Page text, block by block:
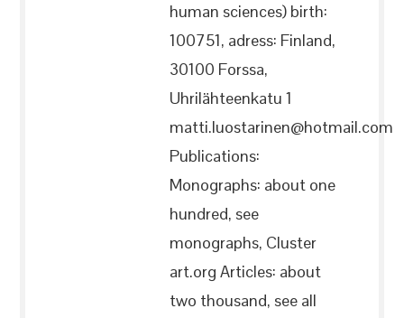
human sciences) birth:
100751, adress: Finland,
30100 Forssa,
Uhrilähteenkatu 1
matti.luostarinen@hotmail.com
Publications:
Monographs: about one
hundred, see
monographs, Cluster
art.org Articles: about
two thousand, see all